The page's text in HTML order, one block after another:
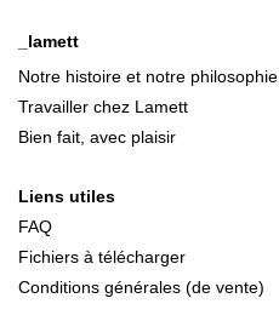
_lamett
Notre histoire et notre philosophie
Travailler chez Lamett
Bien fait, avec plaisir
Liens utiles
FAQ
Fichiers à télécharger
Conditions générales (de vente)